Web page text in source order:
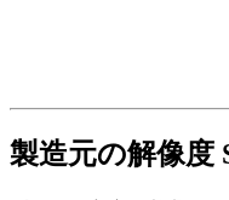
製造元の解像度